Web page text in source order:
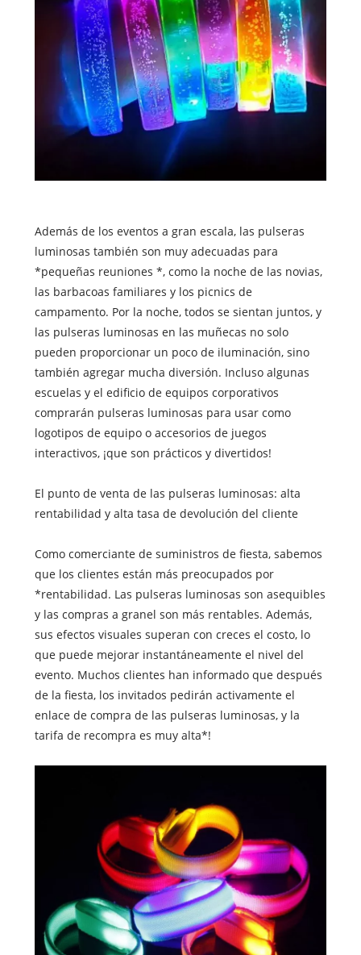
Además de los eventos a gran escala, las pulseras
luminosas también son muy adecuadas para
*pequeñas reuniones *, como la noche de las novias,
las barbacoas familiares y los picnics de
campamento. Por la noche, todos se sientan juntos, y
las pulseras luminosas en las muñecas no solo
pueden proporcionar un poco de iluminación, sino
también agregar mucha diversión. Incluso algunas
escuelas y el edificio de equipos corporativos
comprarán pulseras luminosas para usar como
logotipos de equipo o accesorios de juegos
interactivos, ¡que son prácticos y divertidos!
El punto de venta de las pulseras luminosas: alta
rentabilidad y alta tasa de devolución del cliente
Como comerciante de suministros de fiesta, sabemos
que los clientes están más preocupados por
*rentabilidad. Las pulseras luminosas son asequibles
y las compras a granel son más rentables. Además,
sus efectos visuales superan con creces el costo, lo
que puede mejorar instantáneamente el nivel del
evento. Muchos clientes han informado que después
de la fiesta, los invitados pedirán activamente el
enlace de compra de las pulseras luminosas, y la
tarifa de recompra es muy alta*!